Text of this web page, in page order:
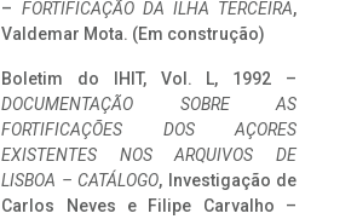
– FORTIFICAÇÃO DA ILHA TERCEIRA,
Valdemar Mota. (Em construção)
Boletim do IHIT, Vol. L, 1992 –
DOCUMENTAÇÃO SOBRE AS
FORTIFICAÇÕES DOS AÇORES
EXISTENTES NOS ARQUIVOS DE
LISBOA – CATÁLOGO, Investigação de
Carlos Neves e Filipe Carvalho –